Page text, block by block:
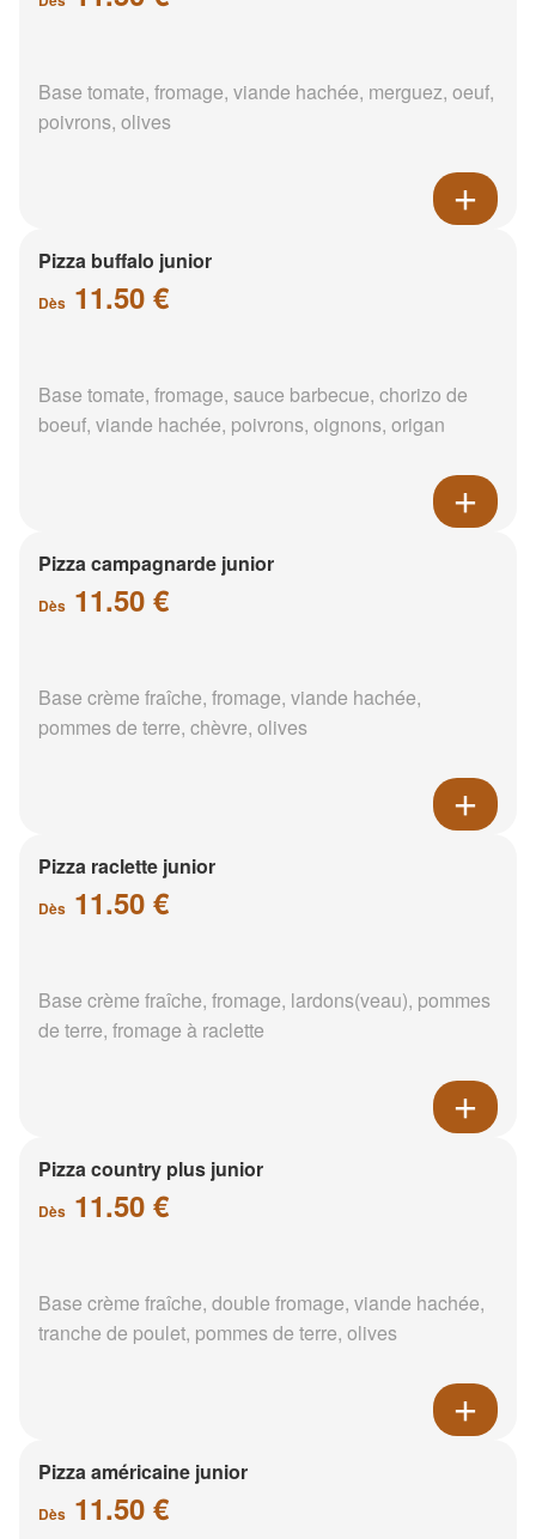
Base tomate, fromage, viande hachée, merguez, oeuf,
poivrons, olives
Pizza buffalo junior
Dès 11.50 €
Base tomate, fromage, sauce barbecue, chorizo de
boeuf, viande hachée, poivrons, oignons, origan
Pizza campagnarde junior
Dès 11.50 €
Base crème fraîche, fromage, viande hachée,
pommes de terre, chèvre, olives
Pizza raclette junior
Dès 11.50 €
Base crème fraîche, fromage, lardons(veau), pommes
de terre, fromage à raclette
Pizza country plus junior
Dès 11.50 €
Base crème fraîche, double fromage, viande hachée,
tranche de poulet, pommes de terre, olives
Pizza américaine junior
Dès 11.50 €